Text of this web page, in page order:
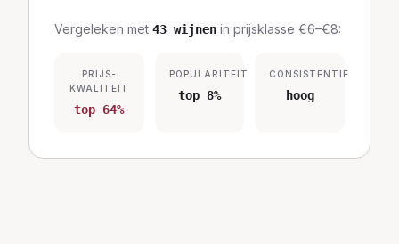
Vergeleken met 43 wijnen in prijsklasse €6–€8:
PRIJS-
KWALITEIT
top 64%
POPULARITEIT
top 8%
CONSISTENTIE
hoog